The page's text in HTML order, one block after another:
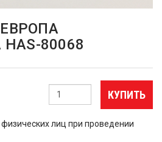
ЕВРОПА
80068
КУПИТЬ
лиц при проведении